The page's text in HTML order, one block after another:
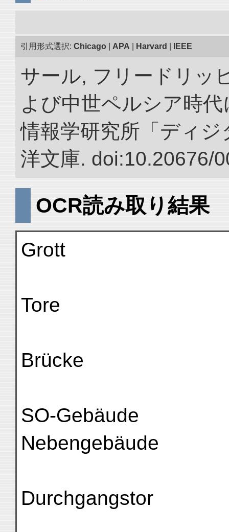
引用形式選択: Chicago APA Harvard IEEE
サール, フリードリッ
よび中世ペルシア時
情報学研究所「ディ
洋文庫. doi:10.20676/
OCR読み取り結果
Grott
Tore
Brücke
SO-Gebäude
Nebengebäude
Durchgangstor